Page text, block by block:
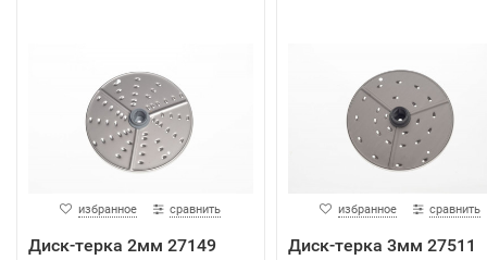
избранное сравнить
Диск-терка 2мм 27149
избранное сравнить
Диск-терка 3мм 27511